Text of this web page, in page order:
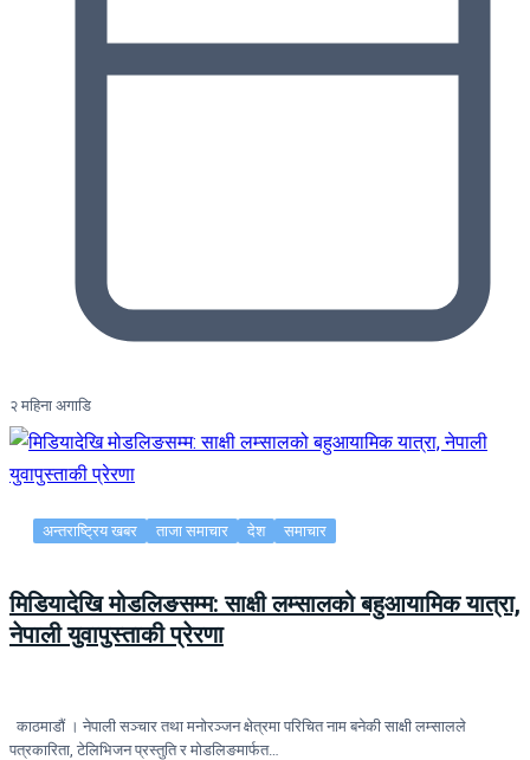
२ महिना अगाडि
अन्तराष्ट्रिय खबर ताजा समाचार देश समाचार
मिडियादेखि मोडलिङसम्म: साक्षी लम्सालको बहुआयामिक यात्रा,
नेपाली युवापुस्ताकी प्रेरणा
काठमाडौं । नेपाली सञ्चार तथा मनोरञ्जन क्षेत्रमा परिचित नाम बनेकी साक्षी लम्सालले
पत्रकारिता, टेलिभिजन प्रस्तुति र मोडलिङमार्फत…